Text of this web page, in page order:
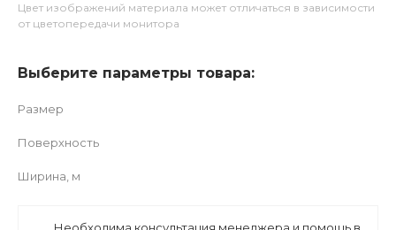
Цвет изображений материала может отличаться в зависимости
от цветопередачи монитора
Выберите параметры товара:
Размер
Поверхность
Ширина, м